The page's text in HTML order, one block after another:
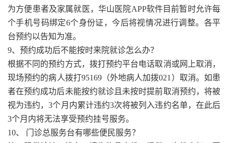
为方便患者及家属就医，华山医院APP软件目前暂时允许每
个手机号码绑定6个身份证，今后将视情况进行调整。各平
台预约以告知为准。
9、预约成功后不能按时来院就诊怎么办？
根据不同的预约方式，拨打预约平台电话取消或网上取消，
现场预约的病人拨打95169（外地病人加拨021）取消。如患
者在预约成功后未能按约就诊且未按时提前取消预约，将被
视为违约，3个月内累计违约3次将被列入违约名单，在此后
3个月内将无法享受预约挂号服务。
10、 门诊总服务台有哪些便民服务？